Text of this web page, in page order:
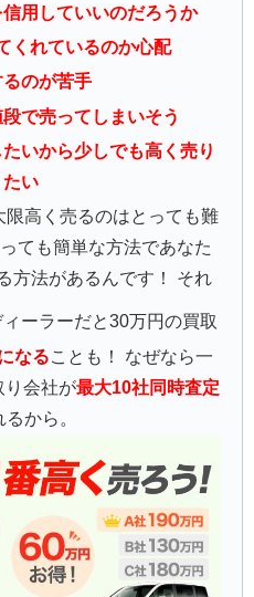
用していいのだろうか
くれているのか心配
のが苦手
で売ってしまいそう
いから少しでも高く売り
たい
高く売るのはとっても難
ても簡単な方法であなた
方法があるんです！ それ
ィーラーだと30万円の買取
なることも！ なぜなら一
り会社が最大10社同時査定
から。